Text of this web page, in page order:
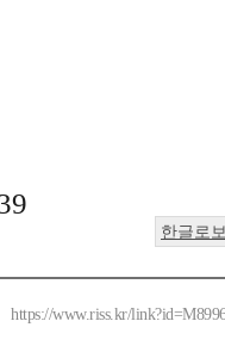
한글로
https://www.riss.kr/